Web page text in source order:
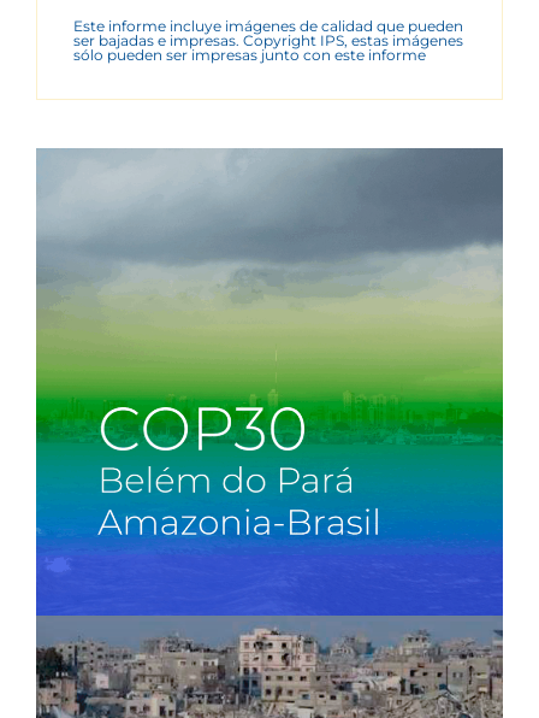
Este informe incluye imágenes de calidad que pueden
ser bajadas e impresas. Copyright IPS, estas imágenes
sólo pueden ser impresas junto con este informe